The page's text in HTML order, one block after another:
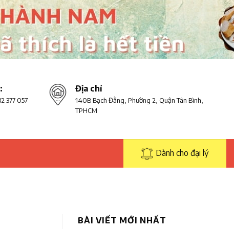
377 057
Địa chỉ
140B Bạch Đằng, Phường 2, Quận Tân Bình,
TPHCM
Dành cho đại lý
BÀI VIẾT MỚI NHẤT